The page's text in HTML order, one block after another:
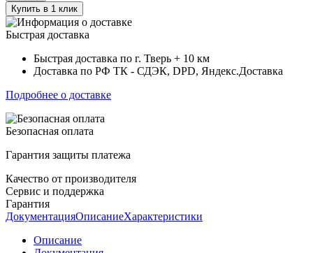
Купить в 1 клик
Быстрая доставка
Быстрая доставка по г. Тверь + 10 км
Доставка по РФ ТК - СДЭК, DPD, Яндекс.Доставка
Подробнее о доставке
Безопасная оплата
Гарантия защиты платежа
Качество от производителя
Сервис и поддержка
Гарантия
ДокументацияОписаниеХарактеристики
Описание